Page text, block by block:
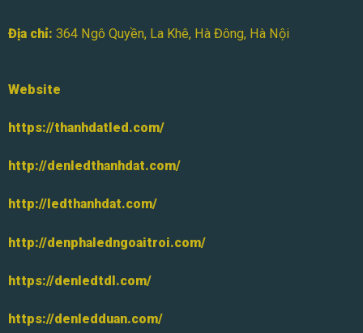
Địa chỉ: 364 Ngô Quyền, La Khê, Hà Đông, Hà Nội
Website
https://thanhdatled.com/
http://denledthanhdat.com/
http://ledthanhdat.com/
http://denphaledngoaitroi.com/
https://denledtdl.com/
https://denledduan.com/